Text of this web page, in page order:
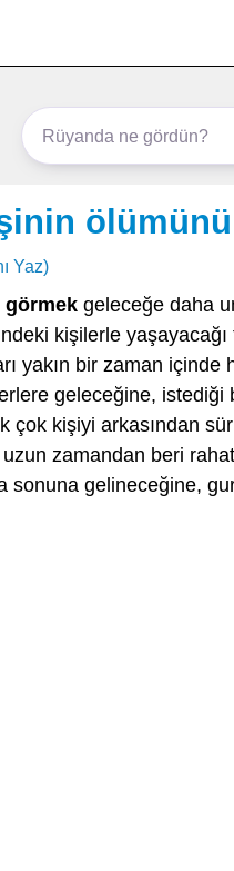
Yaz)
görmek geleceğe daha
kişilerle
yakın bir zaman
geleceğine, istediği
çok kişiyi arkasından
zamandan beri
sonuna gelineceğine,